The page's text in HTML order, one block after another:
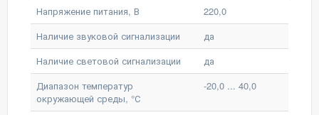
Напряжение питания, В
220,0
Наличие звуковой сигнализации
да
Наличие световой сигнализации
да
Диапазон температур
окружающей среды, °С
-20,0 ... 40,0